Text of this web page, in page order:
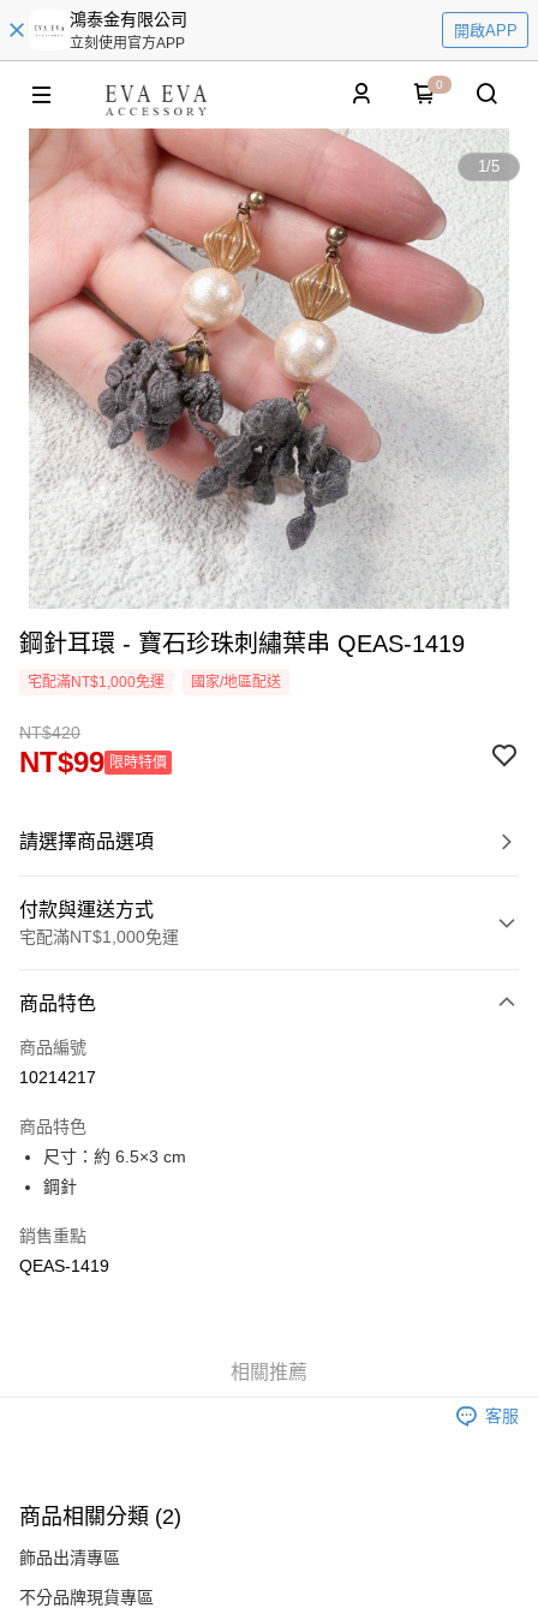
鴻泰金有限公司
立刻使用官方APP
開啟APP
0
1/5
鋼針耳環 - 寶石珍珠刺繡葉串 QEAS-1419
宅配滿NT$1,000免運 國家/地區配送
NT$420
NT$99 限時特價
請選擇商品選項
付款與運送方式
宅配滿NT$1,000免運
信用卡一次付款
LINE Pay
悠遊付
Google Pay
全盈+PAY
每筆NT$60
商品特色
商品編號
10214217
商品特色
尺寸：約 6.5×3 cm
鋼針
銷售重點
QEAS-1419
相關推薦
客服
商品相關分類 (2)
飾品出清專區
不分品牌現貨專區